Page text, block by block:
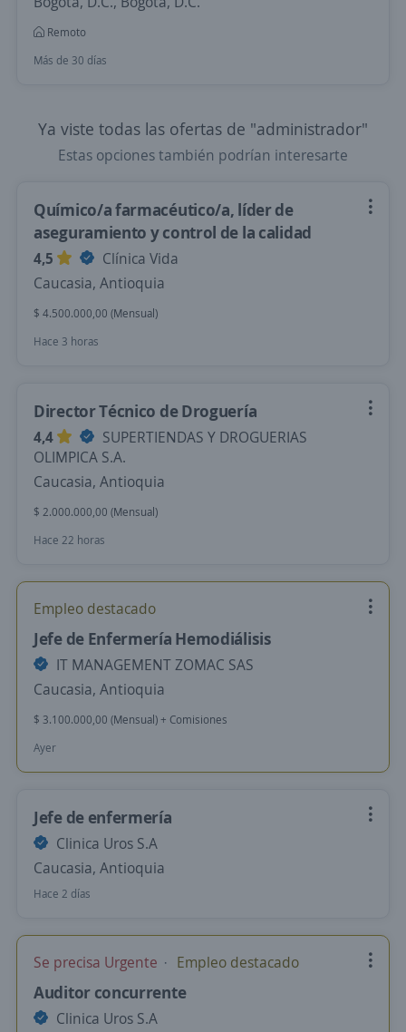
Remoto
Más de 30 días
Ya viste todas las ofertas de "administrador"
Estas opciones también podrían interesarte
Químico/a farmacéutico/a, líder de
aseguramiento y control de la calidad
4,5
Clínica Vida
Caucasia, Antioquia
$ 4.500.000,00 (Mensual)
Hace 3 horas
Director Técnico de Droguería
4,4
SUPERTIENDAS Y DROGUERIAS
OLIMPICA S.A.
Caucasia, Antioquia
$ 2.000.000,00 (Mensual)
Hace 22 horas
Empleo destacado
Jefe de Enfermería Hemodiálisis
IT MANAGEMENT ZOMAC SAS
Caucasia, Antioquia
$ 3.100.000,00 (Mensual) + Comisiones
Ayer
Jefe de enfermería
Clinica Uros S.A
Caucasia, Antioquia
Hace 2 días
Se precisa Urgente Empleo destacado
Auditor concurrente
Clinica Uros S.A